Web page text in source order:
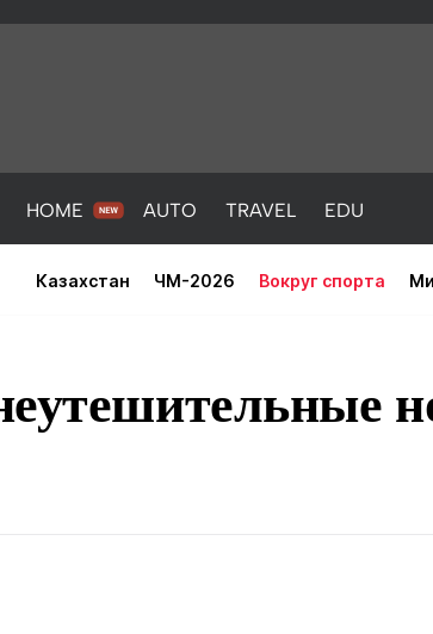
HOME AUTO TRAVEL EDU
Казахстан ЧМ-2026 Вокруг спорта